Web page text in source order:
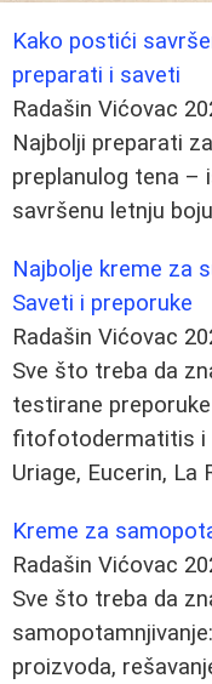
Kako postići
preparati i saveti
Radašin Vićovac
Najbolji preparati
preplanulog tena –
savršenu letnju
Najbolje kreme za
Saveti i preporuke
Radašin Vićovac
Sve što treba da
testirane
fitofotodermatitis i
Uriage, Eucerin, La
Kreme za
Radašin Vićovac
Sve što treba da
proizvoda,